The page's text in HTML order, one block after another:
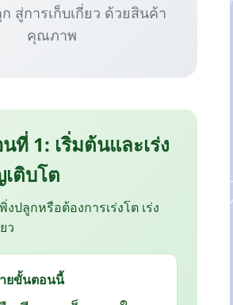
สู่การเก็บเกี่ยว ด้วยสินค้า
คุณภาพ
ที่ 1: เริ่มต้นและเร่ง
เติบโต
ปลูกหรือต้องการเร่งโต เร่ง
ว
ยขั้นตอนนี้